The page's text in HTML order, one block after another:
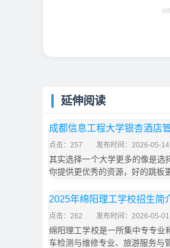
选
延伸阅读
成都信息工程大学银杏酒店
点击：257 发布时间：2026-05-14
其实选择一个大学更多的像是选
你提供更优秀的资源，好的跳板
2025年绵阳理工学校招生简
点击：262 发布时间：2026-05-01
绵阳理工学校是一所集中专专业
车检测与维修专业、旅游服务与